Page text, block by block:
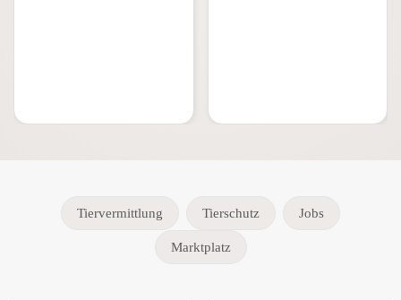
Tiervermittlung Tierschutz Jobs
Marktplatz